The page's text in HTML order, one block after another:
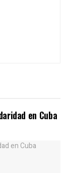
en Cuba